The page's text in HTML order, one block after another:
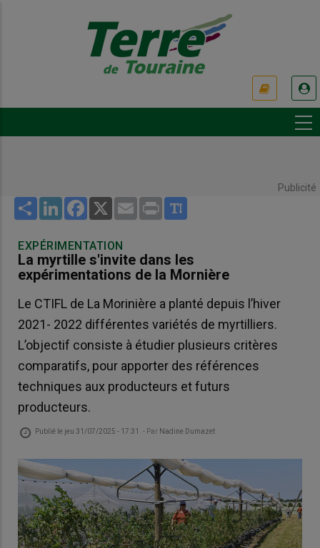
Publicité
Share LinkedInFacebook
X Email Print
EXPÉRIMENTATION
La myrtille s'invite dans les
expérimentations de la Mornière
Le CTIFL de La Morinière a planté depuis l’hiver
2021- 2022 différentes variétés de myrtilliers.
L’objectif consiste à étudier plusieurs critères
comparatifs, pour apporter des références
techniques aux producteurs et futurs
producteurs.
Publié le jeu 31/07/2025 - 17:31 - Par Nadine Dumazet